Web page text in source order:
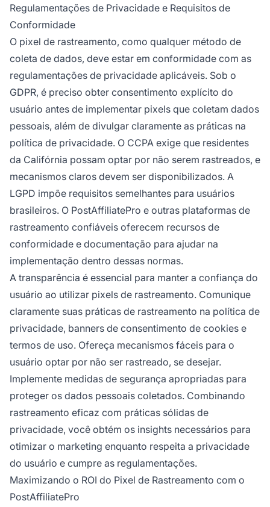
Regulamentações de Privacidade e Requisitos de
Conformidade
O pixel de rastreamento, como qualquer método de
coleta de dados, deve estar em conformidade com as
regulamentações de privacidade aplicáveis. Sob o
GDPR, é preciso obter consentimento explícito do
usuário antes de implementar pixels que coletam dados
pessoais, além de divulgar claramente as práticas na
política de privacidade. O CCPA exige que residentes
da Califórnia possam optar por não serem rastreados, e
mecanismos claros devem ser disponibilizados. A
LGPD impõe requisitos semelhantes para usuários
brasileiros. O PostAffiliatePro e outras plataformas de
rastreamento confiáveis oferecem recursos de
conformidade e documentação para ajudar na
implementação dentro dessas normas.
A transparência é essencial para manter a confiança do
usuário ao utilizar pixels de rastreamento. Comunique
claramente suas práticas de rastreamento na política de
privacidade, banners de consentimento de cookies e
termos de uso. Ofereça mecanismos fáceis para o
usuário optar por não ser rastreado, se desejar.
Implemente medidas de segurança apropriadas para
proteger os dados pessoais coletados. Combinando
rastreamento eficaz com práticas sólidas de
privacidade, você obtém os insights necessários para
otimizar o marketing enquanto respeita a privacidade
do usuário e cumpre as regulamentações.
Maximizando o ROI do Pixel de Rastreamento com o
PostAffiliatePro